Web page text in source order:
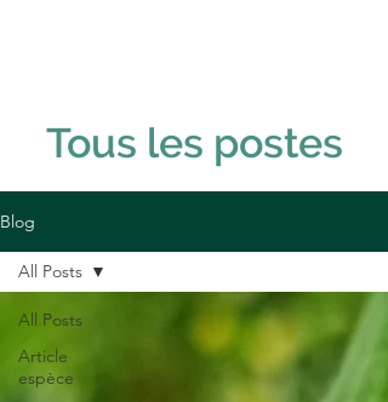
Tous les postes
Blog
All Posts
Article
espèce
All Posts